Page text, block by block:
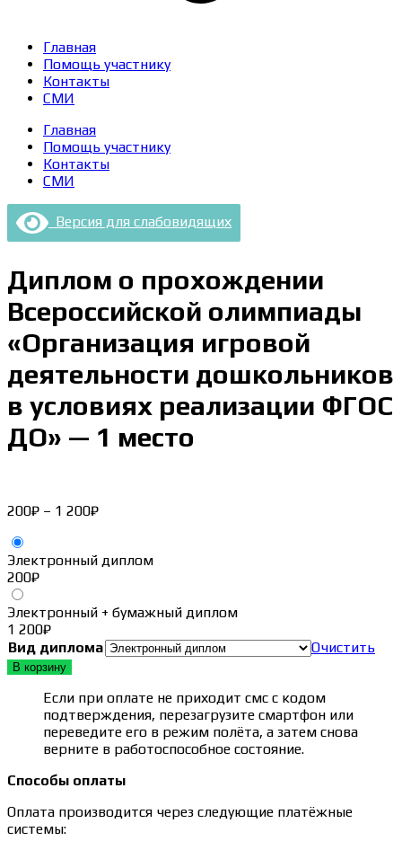
Главная
Помощь участнику
Контакты
СМИ
Главная
Помощь участнику
Контакты
СМИ
Версия для слабовидящих
Диплом о прохождении
Всероссийской олимпиады
«Организация игровой
деятельности дошкольников
в условиях реализации ФГОС
ДО» — 1 место
200₽ – 1 200₽Диапазон
–
Электронный диплом
200₽
Электронный + бумажный диплом
1 200₽
Вид диплома
Очистить
В корзину
Если при оплате не приходит смс с кодом
подтверждения, перезагрузите смартфон или
переведите его в режим полёта, а затем снова
верните в работоспособное состояние.
Способы оплаты
Оплата производится через следующие платёжные
системы: